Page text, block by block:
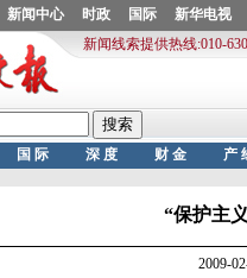
“保护主
2009-